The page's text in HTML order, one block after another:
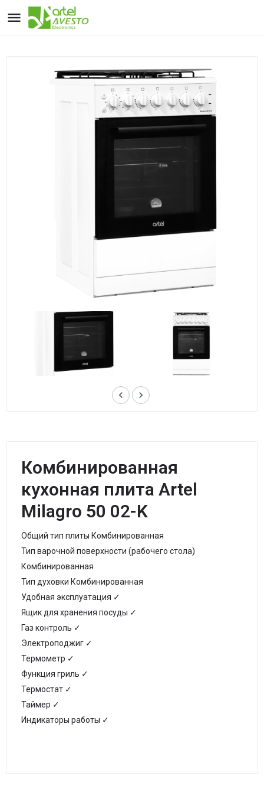
keyboard_arrow_left keyboard_arrow_right
Комбинированная
кухонная плита Artel
Milagro 50 02-K
Общий тип плиты Комбинированная
Тип варочной поверхности (рабочего стола)
Комбинированная
Тип духовки Комбинированная
Удобная эксплуатация ✓
Ящик для хранения посуды ✓
Газ контроль ✓
Электроподжиг ✓
Термометр ✓
Функция гриль ✓
Термостат ✓
Таймер ✓
Индикаторы работы ✓